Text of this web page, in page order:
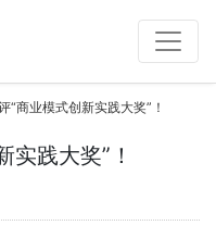
“商业模式创新实践大奖”！
实践大奖”！